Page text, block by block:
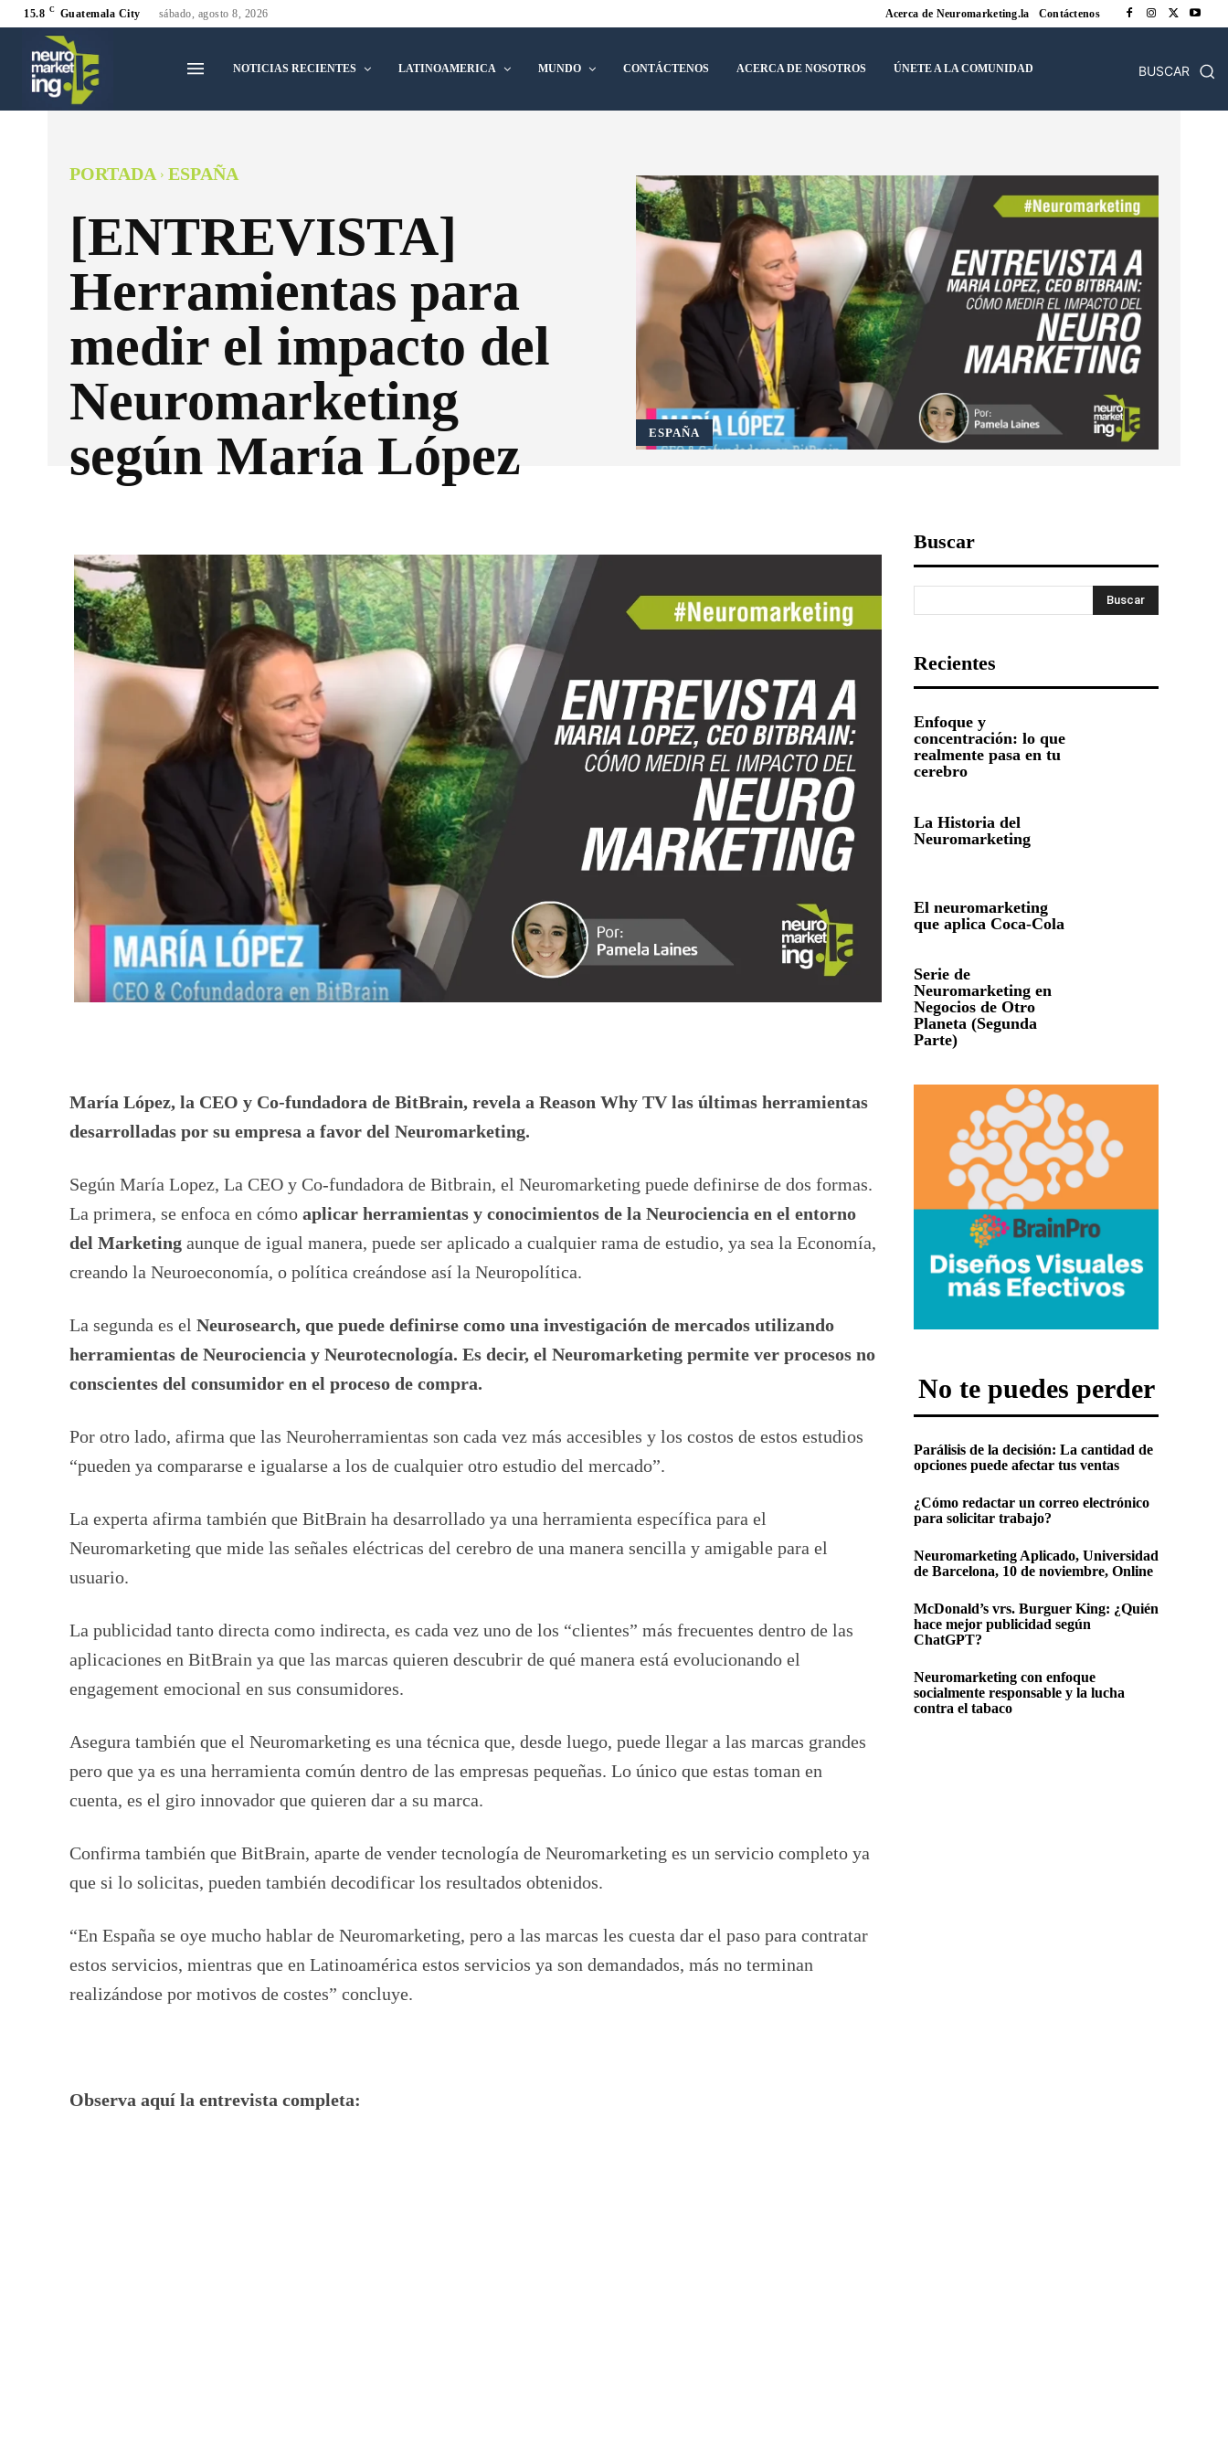
15.8 C Guatemala City sábado, agosto 8, 2026 Acerca de Neuromarketing.la Contáctenos
NOTICIAS RECIENTES LATINOAMERICA MUNDO CONTÁCTENOS ACERCA DE NOSOTROS ÚNETE A LA COMUNIDAD BUSCAR
PORTADA ESPAÑA
[ENTREVISTA]
Herramientas para
medir el impacto del
Neuromarketing
según María López
ESPAÑA
María López, la CEO y Co-fundadora de BitBrain, revela a Reason Why TV las últimas herramientas
desarrolladas por su empresa a favor del Neuromarketing.
Según María Lopez, La CEO y Co-fundadora de Bitbrain, el Neuromarketing puede definirse de dos formas.
La primera, se enfoca en cómo aplicar herramientas y conocimientos de la Neurociencia en el entorno
del Marketing aunque de igual manera, puede ser aplicado a cualquier rama de estudio, ya sea la Economía,
creando la Neuroeconomía, o política creándose así la Neuropolítica.
La segunda es el Neurosearch, que puede definirse como una investigación de mercados utilizando
herramientas de Neurociencia y Neurotecnología. Es decir, el Neuromarketing permite ver procesos no
conscientes del consumidor en el proceso de compra.
Por otro lado, afirma que las Neuroherramientas son cada vez más accesibles y los costos de estos estudios
“pueden ya compararse e igualarse a los de cualquier otro estudio del mercado”.
La experta afirma también que BitBrain ha desarrollado ya una herramienta específica para el
Neuromarketing que mide las señales eléctricas del cerebro de una manera sencilla y amigable para el
usuario.
La publicidad tanto directa como indirecta, es cada vez uno de los “clientes” más frecuentes dentro de las
aplicaciones en BitBrain ya que las marcas quieren descubrir de qué manera está evolucionando el
engagement emocional en sus consumidores.
Asegura también que el Neuromarketing es una técnica que, desde luego, puede llegar a las marcas grandes
pero que ya es una herramienta común dentro de las empresas pequeñas. Lo único que estas toman en
cuenta, es el giro innovador que quieren dar a su marca.
Confirma también que BitBrain, aparte de vender tecnología de Neuromarketing es un servicio completo ya
que si lo solicitas, pueden también decodificar los resultados obtenidos.
“En España se oye mucho hablar de Neuromarketing, pero a las marcas les cuesta dar el paso para contratar
estos servicios, mientras que en Latinoamérica estos servicios ya son demandados, más no terminan
realizándose por motivos de costes” concluye.
Observa aquí la entrevista completa:
Buscar
Buscar
Recientes
Enfoque y
concentración: lo que
realmente pasa en tu
cerebro
La Historia del
Neuromarketing
El neuromarketing
que aplica Coca-Cola
Serie de
Neuromarketing en
Negocios de Otro
Planeta (Segunda
Parte)
No te puedes perder
Parálisis de la decisión: La cantidad de
opciones puede afectar tus ventas
¿Cómo redactar un correo electrónico
para solicitar trabajo?
Neuromarketing Aplicado, Universidad
de Barcelona, 10 de noviembre, Online
McDonald’s vrs. Burguer King: ¿Quién
hace mejor publicidad según
ChatGPT?
Neuromarketing con enfoque
socialmente responsable y la lucha
contra el tabaco